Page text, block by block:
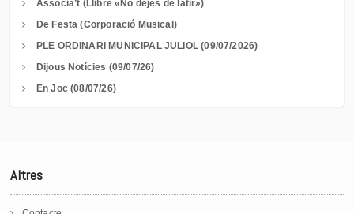
Associa’t (Llibre «No dejes de latir»)
De Festa (Corporació Musical)
PLE ORDINARI MUNICIPAL JULIOL (09/07/2026)
Dijous Notícies (09/07/26)
En Joc (08/07/26)
Altres